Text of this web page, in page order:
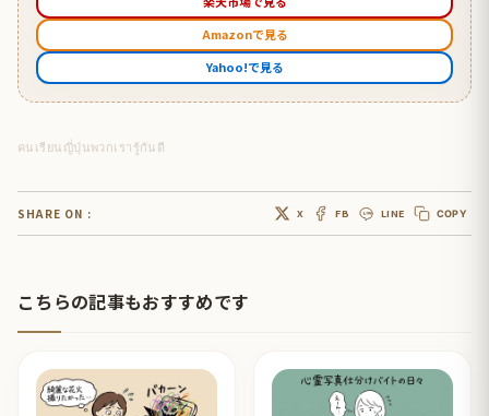
Amazonで見る
Yahoo!で見る
คนเรียนญี่ปุ่นพวกเรารู้กันดี
SHARE ON : X FB LINE COPY
こちらの記事もおすすめです